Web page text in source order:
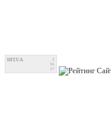
HIT.UA
2
36
37